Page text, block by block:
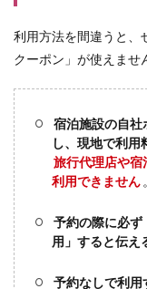
利用方法を間違うと、
クーポン」が使えませ
宿泊施設の自社
し、現地で利用
旅行代理店や宿
利用できません 。
予約の際に必ず
用」すると伝え
予約なしで利用